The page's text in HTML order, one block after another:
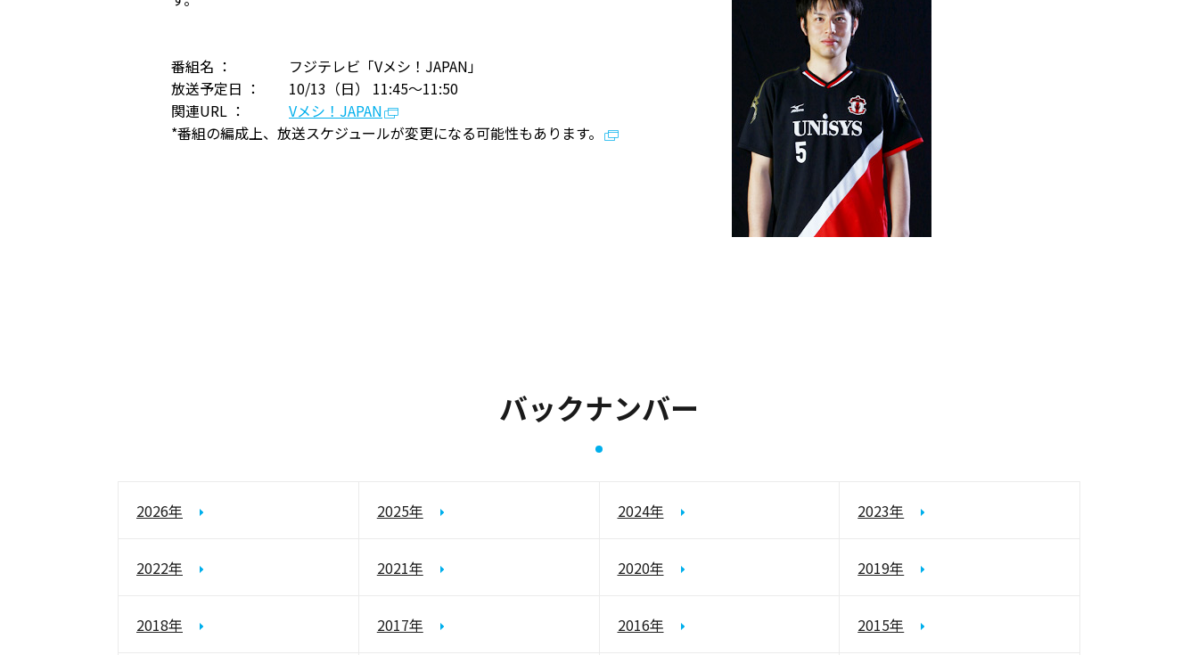
番組名 ：
フジテレビ「Vメシ！JAPAN」
放送予定日 ：
10/13（日） 11:45〜11:50
関連URL ：
Vメシ！JAPAN
*番組の編成上、放送スケジュールが変更になる可能性もあります。
バックナンバー
2026年 2025年 2024年 2023年
2022年 2021年 2020年 2019年
2018年 2017年 2016年 2015年